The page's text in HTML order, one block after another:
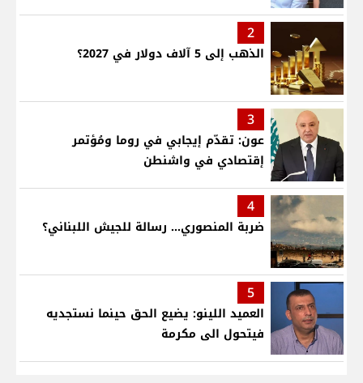
2
الذهب إلى 5 آلاف دولار في 2027؟
3
عون: تقدّم إيجابي في روما ومُؤتمر
إقتصادي في واشنطن
4
ضربة المنصوري... رسالة للجيش اللبناني؟
5
العميد اللينو: يضيع الحق حينما نستجديه
فيتحول الى مكرمة